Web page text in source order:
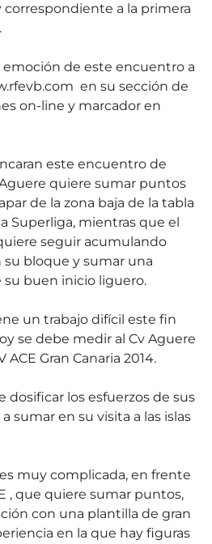
correspondiente a la primera
emoción de este encuentro a
en su sección de
on-line y marcador en
este encuentro de
quiere sumar puntos
de la zona baja de la tabla
Superliga, mientras que el
seguir acumulando
bloque y sumar una
buen inicio liguero.
un trabajo difícil este fin
se debe medir al Cv Aguere
ACE Gran Canaria 2014.
dosificar los esfuerzos de sus
sumar en su visita a las islas
muy complicada, en frente
, que quiere sumar puntos,
con una plantilla de gran
en la que hay figuras